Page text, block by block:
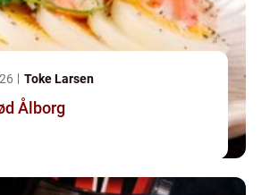
Toke Larsen
Ålborg